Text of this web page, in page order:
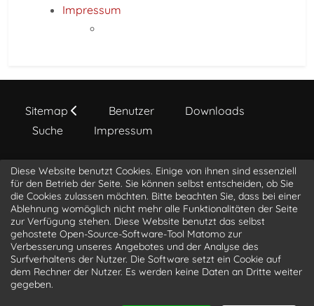
Impressum
Sitemap Benutzer
Downloads
Suche
Impressum
a s t r o p h o t o . l i o n b i t . c o m
@luke_3d @LucasLangner
@LionBit76
@sagittarius
© 2019 - 2026
Diese Website benutzt Cookies. Einige von ihnen sind essenziell
für den Betrieb der Seite. Sie können selbst entscheiden, ob Sie
die Cookies zulassen möchten. Bitte beachten Sie, dass bei einer
Ablehnung womöglich nicht mehr alle Funktionalitäten der Seite
zur Verfügung stehen. Diese Website benutzt das selbst
gehostete Open-Source-Software-Tool Matomo zur
Verbesserung unseres Angebotes und der Analyse des
Surfverhaltens der Nutzer. Die Software setzt ein Cookie auf
dem Rechner der Nutzer. Es werden keine Daten an Dritte weiter
gegeben.